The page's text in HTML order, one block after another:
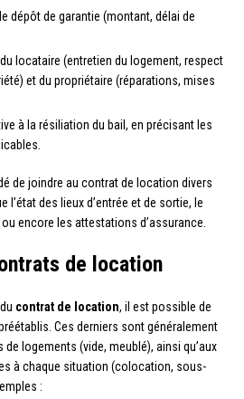
dépôt de garantie (montant, délai de
locataire (entretien du logement, respect
et du propriétaire (réparations, mises
à la résiliation du bail, en précisant les
de joindre au contrat de location divers
l’état des lieux d’entrée et de sortie, le
encore les attestations d’assurance.
de location
contrat de location, il est possible de
Ces derniers sont généralement
logements (vide, meublé), ainsi qu’aux
à chaque situation (colocation, sous-
: